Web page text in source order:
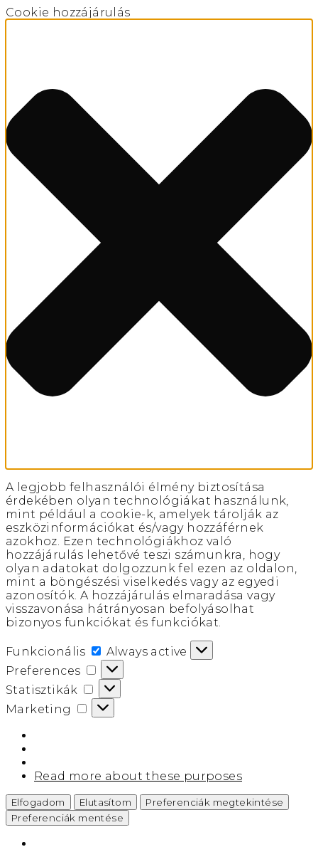
Cookie hozzájárulás
A legjobb felhasználói élmény biztosítása
érdekében olyan technológiákat használunk,
mint például a cookie-k, amelyek tárolják az
eszközinformációkat és/vagy hozzáférnek
azokhoz. Ezen technológiákhoz való
hozzájárulás lehetővé teszi számunkra, hogy
olyan adatokat dolgozzunk fel ezen az oldalon,
mint a böngészési viselkedés vagy az egyedi
azonosítók. A hozzájárulás elmaradása vagy
visszavonása hátrányosan befolyásolhat
bizonyos funkciókat és funkciókat.
Funkcionális funkcionális
Always active
Preferences
preferences
Statisztikák statisztikák
Marketing marketing
Read more about these purposes
Elfogadom Elutasítom
Preferenciák megtekintése
Preferenciák mentése